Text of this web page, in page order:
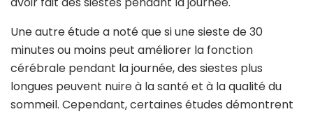
Une autre étude a noté que si une sieste de 30
minutes ou moins peut améliorer la fonction
cérébrale pendant la journée, des siestes plus
longues peuvent nuire à la santé et à la qualité du
sommeil. Cependant, certaines études démontrent